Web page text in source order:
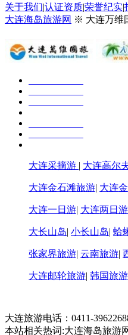
关于我们|认证资质|荣誉纪实|
大连海岛旅游网 ※ 大连万维
大连采摘游 | 大连高尔
大连金石滩旅游| 大连
大连一日游| 大连两日游
大长山岛| 小长山岛| 蛤
张家界旅游| 云南旅游|
大连邮轮旅游| 韩国旅游
大连旅游电话：0411-
本站相关热词:大连海岛旅游